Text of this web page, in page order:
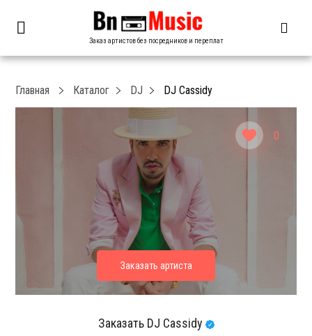
Заказ артистов без посредников и переплат
0
Главная Каталог DJ DJ Cassidy
Заказать DJ Cassidy